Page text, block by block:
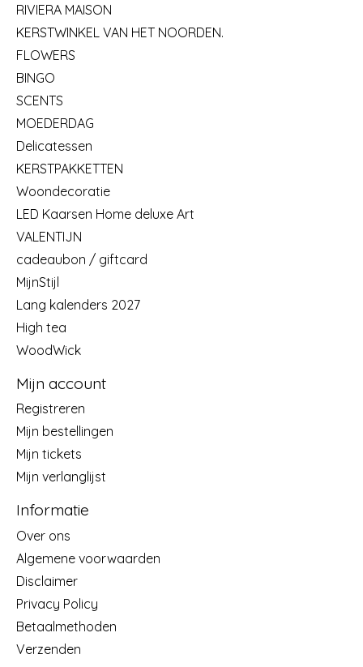
RIVIERA MAISON
KERSTWINKEL VAN HET NOORDEN.
FLOWERS
BINGO
SCENTS
MOEDERDAG
Delicatessen
KERSTPAKKETTEN
Woondecoratie
LED Kaarsen Home deluxe Art
VALENTIJN
cadeaubon / giftcard
MijnStijl
Lang kalenders 2027
High tea
WoodWick
Mijn account
Registreren
Mijn bestellingen
Mijn tickets
Mijn verlanglijst
Informatie
Over ons
Algemene voorwaarden
Disclaimer
Privacy Policy
Betaalmethoden
Verzenden